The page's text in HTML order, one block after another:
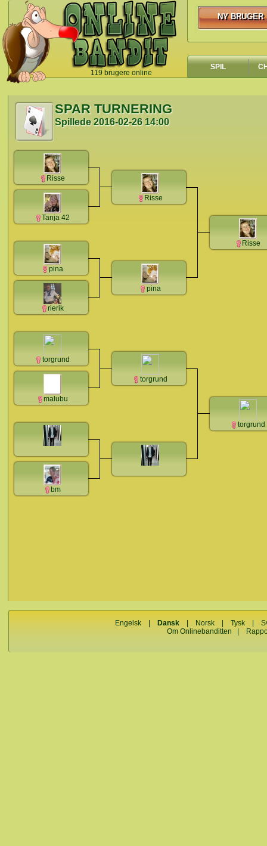
119 brugere online
`
NY BRUGER
NY BRUGER
SPIL
SPAR TURNERING
Spillede2016-02-26 14:00
Risse
Tanja 42
pina
rierik
torgrund
malubu
bm
Risse
pina
torgrund
Risse
torgrund
Engelsk Dansk Norsk Tysk
Om Onlinebanditten